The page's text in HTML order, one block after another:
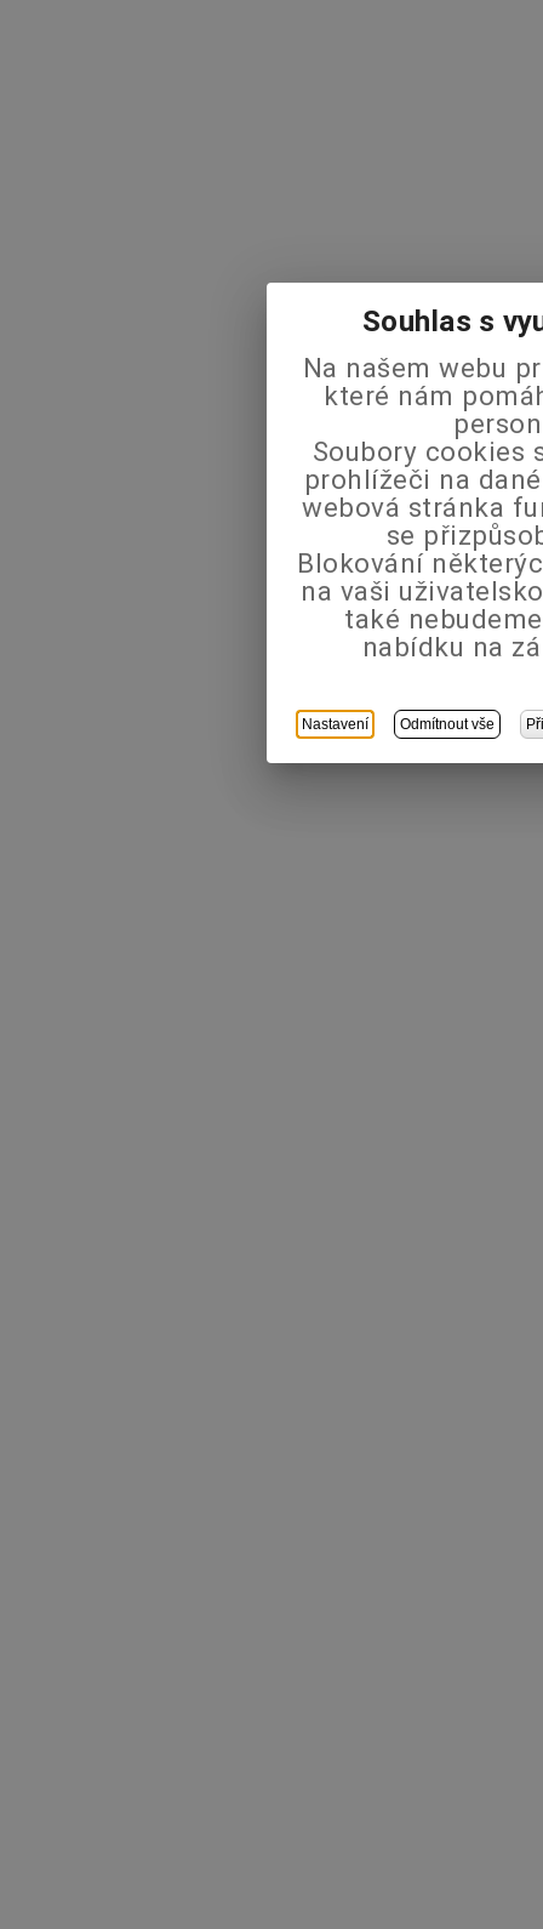
Souhlas s
Na našem webu
které nám
Soubory cookies
prohlížeči na
webová stránka
se
Blokování
na vaši
také
nabídku na
Nastavení Odmítnout vše